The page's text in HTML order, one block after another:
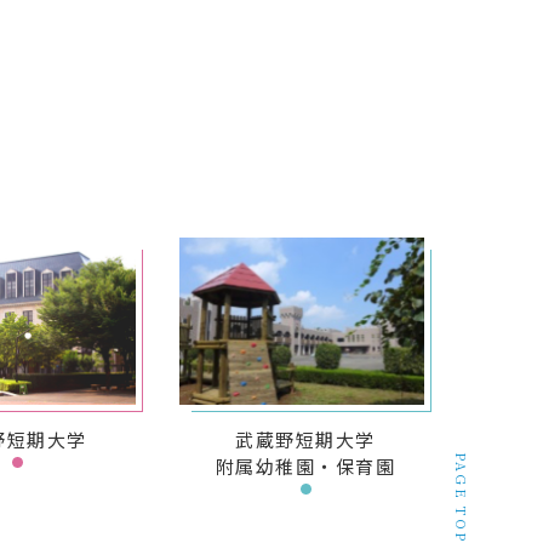
短期大学
武蔵野短期大学
附属幼稚園・保育園
PAGE TOP